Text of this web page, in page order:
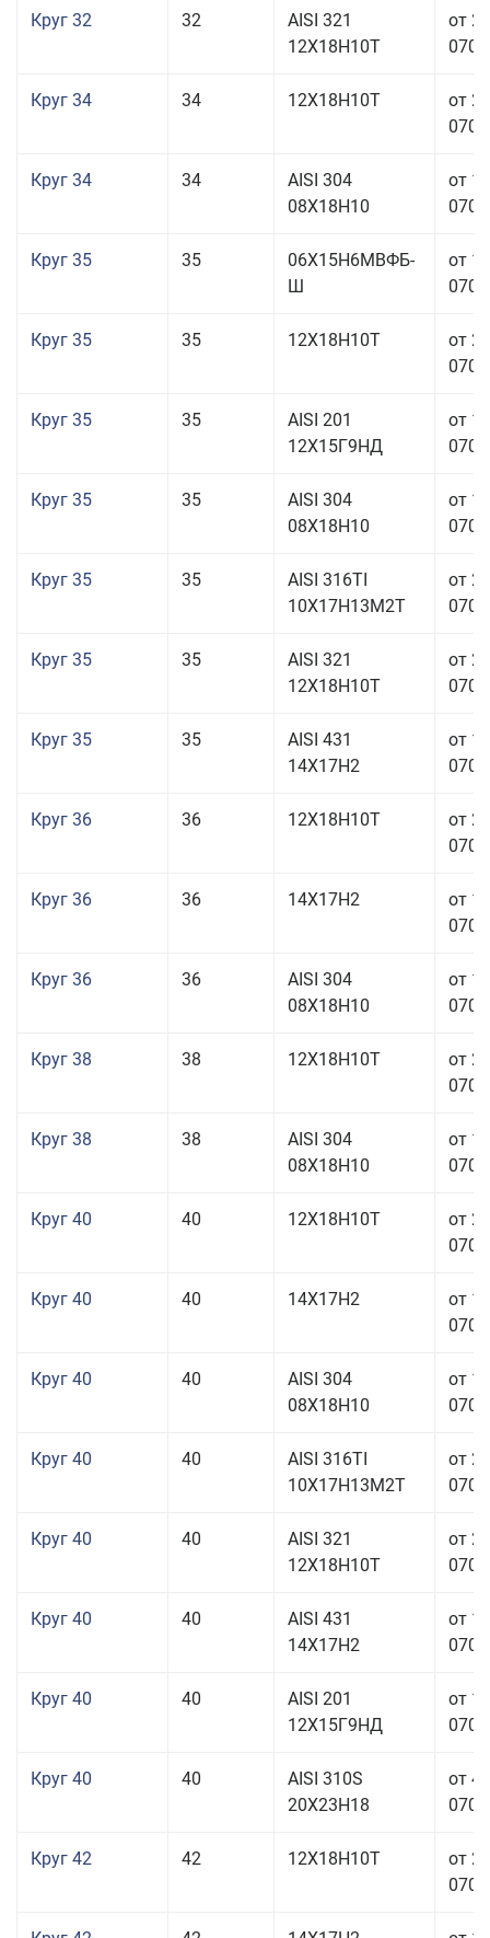
Круг 32 32
AISI 321
12Х18Н10Т
от
Круг 34 34 12Х18Н10Т
от
Круг 34 34
AISI 304
08Х18Н10
от
Круг 35 35
06Х15Н6МВФБ-
Ш
от
Круг 35 35 12Х18Н10Т
от
Круг 35 35
AISI 201
12Х15Г9НД
от
Круг 35 35
AISI 304
08Х18Н10
от
Круг 35 35
AISI 316TI
10Х17Н13М2Т
от
Круг 35 35
AISI 321
12Х18Н10Т
от
Круг 35 35
AISI 431
14Х17Н2
от
Круг 36 36 12Х18Н10Т
от
Круг 36 36 14Х17Н2
от
Круг 36 36
AISI 304
08Х18Н10
от
Круг 38 38 12Х18Н10Т
от
Круг 38 38
AISI 304
08Х18Н10
от
Круг 40 40 12Х18Н10Т
от
Круг 40 40 14Х17Н2
от
Круг 40 40
AISI 304
08Х18Н10
от
Круг 40 40
AISI 316TI
10Х17Н13М2Т
от
Круг 40 40
AISI 321
12Х18Н10Т
от
Круг 40 40
AISI 431
14Х17Н2
от
Круг 40 40
AISI 201
12Х15Г9НД
от
Круг 40 40
AISI 310S
20Х23Н18
от
Круг 42 42 12Х18Н10Т
от